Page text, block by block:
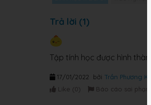
Trả lời (1)
Tập tính học được hình
bởi Trần Phương
17/01/2022
Like (0) Báo cáo sai phạm